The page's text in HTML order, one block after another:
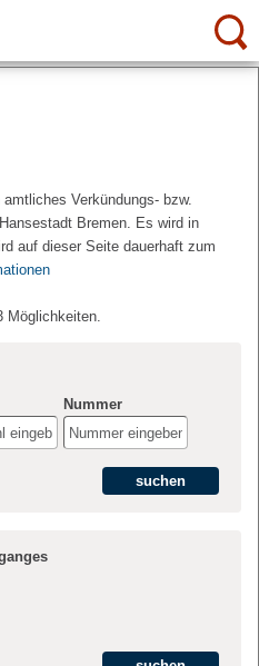
Verkündungs- bzw.
Bremen. Es wird in
auf dieser Seite dauerhaft zum
Möglichkeiten.
Nummer